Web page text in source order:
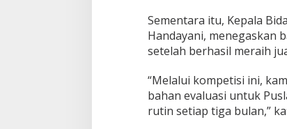
Sementara itu, Kepala
Handayani, menegaskan
setelah berhasil meraih
“Melalui kompetisi ini,
bahan evaluasi untuk
rutin setiap tiga bulan,”